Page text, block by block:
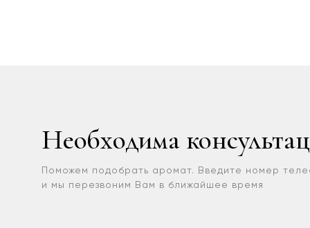
Необходима
Поможем подобрать аромат. Введите номер
и мы перезвоним Вам в ближайшее время